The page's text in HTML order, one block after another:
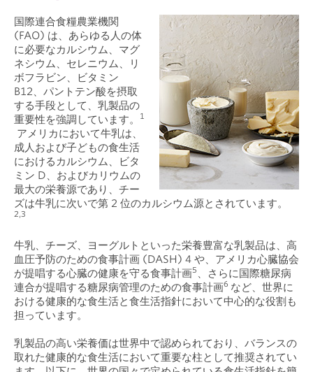
国際連合食糧農業機関
(FAO) は、あらゆる人の体
に必要なカルシウム、マグ
ネシウム、セレニウム、リ
ボフラビン、ビタミン
B12、パントテン酸を摂取
する手段として、乳製品の
重要性を強調しています。
1
アメリカにおいて牛乳は、
成人および子どもの食生活
におけるカルシウム、ビタ
ミン D、およびカリウムの
最大の栄養源であり、チー
ズは牛乳に次いで第 2 位のカルシウム源とされています。
2,3
牛乳、チーズ、ヨーグルトといった栄養豊富な乳製品は、高
血圧予防のための食事計画 (DASH) 4 や、アメリカ心臓協会
が提唱する心臓の健康を守る食事計画5 、さらに国際糖尿病
連合が提唱する糖尿病管理のための食事計画6 など、世界に
おける健康的な食生活と食生活指針において中心的な役割も
担っています。
乳製品の高い栄養価は世界中で認められており、バランスの
取れた健康的な食生活において重要な柱として推奨されてい